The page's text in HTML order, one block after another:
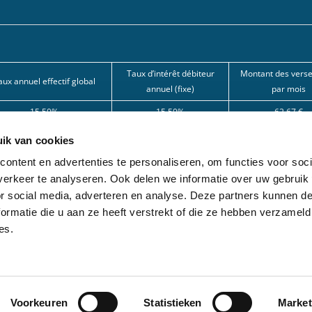
van cookies
en advertenties te personaliseren, om functies voor
te analyseren. Ook delen we informatie over uw gebruik
social media, adverteren en analyse. Deze partners kunnen
die u aan ze heeft verstrekt of die ze hebben
Voorkeuren Statistieken
annuel effectif global
Taux d’intérêt débiteur
annuel (fixe)
Montant des
par mois
15,50% 15,50% 62,67 €
15,50%
12% 12% 166,22 € 
par l’une de nos banques partenaires. Intermédiaire de crédit (agent à
avec différentes sociétés de leasing partenaires. Cette option est réservée
d'utilisation Cookies Clause de non-responsabilité Déclaration de